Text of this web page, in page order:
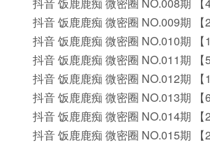
抖音 饭鹿鹿痴 微密圈 NO.009期 【
抖音 饭鹿鹿痴 微密圈 NO.010期 【
抖音 饭鹿鹿痴 微密圈 NO.011期 【
抖音 饭鹿鹿痴 微密圈 NO.012期 【
抖音 饭鹿鹿痴 微密圈 NO.013期 【
抖音 饭鹿鹿痴 微密圈 NO.014期 【
抖音 饭鹿鹿痴 微密圈 NO.015期 【